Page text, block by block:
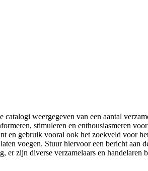
weergegeven van een aantal
stimuleren en enthousiasmeren
en gebruik vooral ook het zoekveld voor
voegen. Stuur hiervoor een bericht aan
er zijn diverse verzamelaars en handelaren